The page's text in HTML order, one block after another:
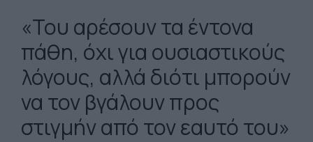
«Του αρέσουν τα έντονα
πάθη, όχι για ουσιαστικούς
λόγους, αλλά διότι μπορούν
να τον βγάλουν προς
στιγμήν από τον εαυτό του»